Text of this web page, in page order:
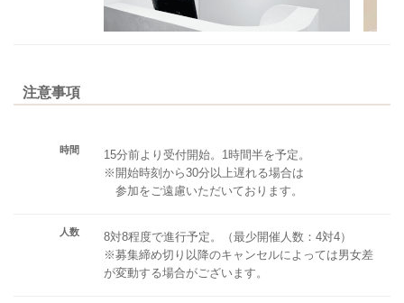
注意事項
時間
15分前より受付開始。1時間半を予定。
※開始時刻から30分以上遅れる場合は
参加をご遠慮いただいております。
人数
8対8程度で進行予定。（最少開催人数：4対4）
※募集締め切り以降のキャンセルによっては男女差
が変動する場合がございます。